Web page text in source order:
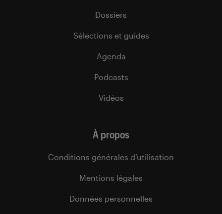
Dossiers
Sélections et guides
Agenda
Podcasts
Vidéos
À propos
Conditions générales d’utilisation
Mentions légales
Données personnelles